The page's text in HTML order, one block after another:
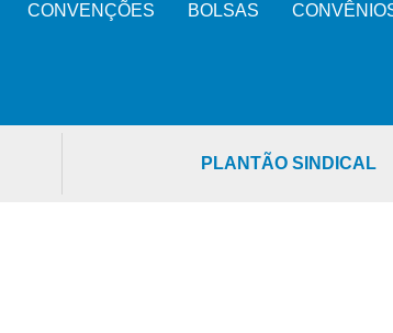
CONVENÇÕES BOLSAS
PLANTÃO SINDICAL